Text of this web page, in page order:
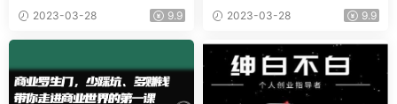
卖、好口碑的优质课程
2023-03-28 9.9
卖、好口碑的优质课程
2023-03-28 9.9